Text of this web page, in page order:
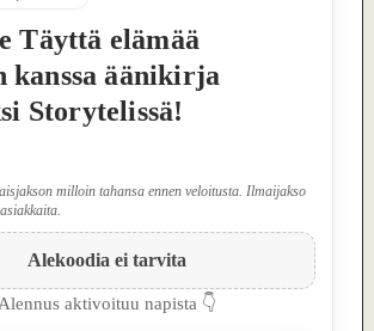
Täyttä elämää
kanssa äänikirja
Storytelissä!
milloin tahansa ennen veloitusta. Ilmaijakso
Alekoodia ei tarvita
Alennus aktivoituu napista 👇